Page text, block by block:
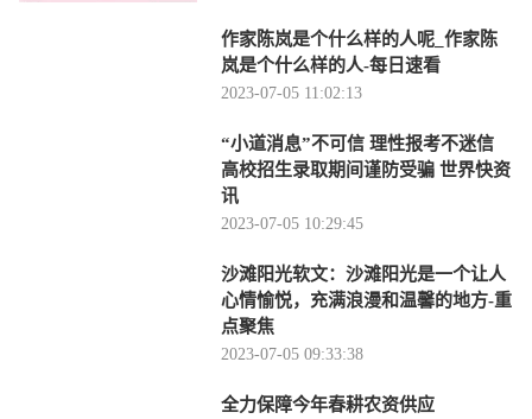
作家陈岚是个什么样的人呢_作家陈
岚是个什么样的人-每日速看
2023-07-05 11:02:13
“小道消息”不可信 理性报考不迷信
高校招生录取期间谨防受骗 世界快资
讯
2023-07-05 10:29:45
沙滩阳光软文：沙滩阳光是一个让人
心情愉悦，充满浪漫和温馨的地方-重
点聚焦
2023-07-05 09:33:38
全力保障今年春耕农资供应